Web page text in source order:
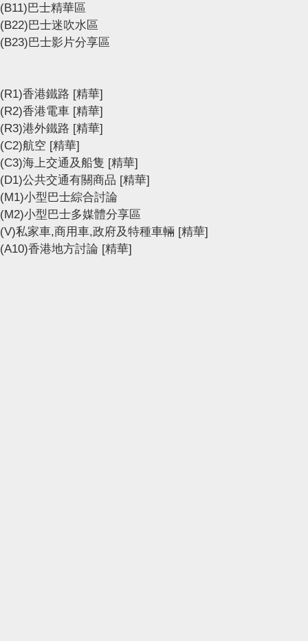
(B11)巴士精華區
(B22)巴士迷吹水區
(B23)巴士影片分享區
(R1)香港鐵路 [精華]
(R2)香港電車 [精華]
(R3)港外鐵路 [精華]
(C2)航空 [精華]
(C3)海上交通及船隻 [精華]
(D1)公共交通有關商品 [精華]
(M1)小型巴士綜合討論
(M2)小型巴士多媒體分享區
(V)私家車,商用車,政府及特種車輛 [精華]
(A10)香港地方討論 [精華]